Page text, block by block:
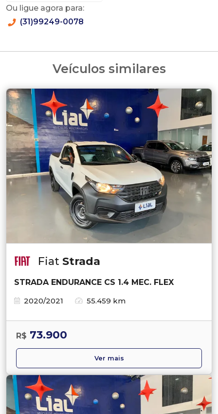
Ou ligue agora para:
(31)99249-0078
Veículos similares
Fiat Strada
STRADA ENDURANCE CS 1.4 MEC. FLEX
2020/2021
55.459 km
R$ 73.900
Ver mais